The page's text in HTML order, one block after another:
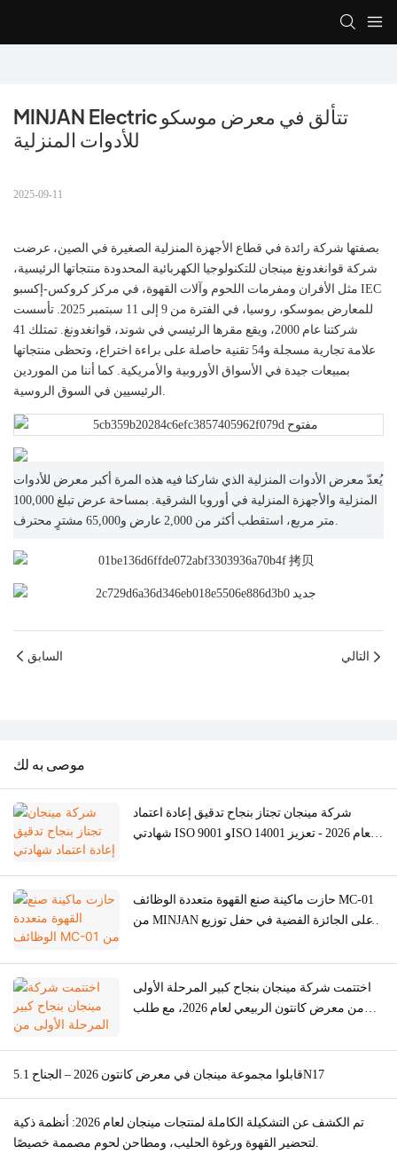
MINJAN Electric تتألق في معرض موسكو
للأدوات المنزلية
2025-09-11
بصفتها شركة رائدة في قطاع الأجهزة المنزلية الصغيرة في الصين، عرضت
شركة قوانغدونغ مينجان للتكنولوجيا الكهربائية المحدودة منتجاتها الرئيسية،
مثل الأفران ومفرمات اللحوم وآلات القهوة، في مركز كروكس-إكسبو IEC
للمعارض بموسكو، روسيا، في الفترة من 9 إلى 11 سبتمبر 2025. تأسست
شركتنا عام 2000، ويقع مقرها الرئيسي في شوند، قوانغدونغ. تمتلك 41
علامة تجارية مسجلة و54 تقنية حاصلة على براءة اختراع، وتحظى منتجاتها
بمبيعات جيدة في الأسواق الأوروبية والأمريكية. كما أننا من الموردين
الرئيسيين في السوق الروسية.
يُعدّ معرض الأدوات المنزلية الذي شاركنا فيه هذه المرة أكبر معرض للأدوات
المنزلية والأجهزة المنزلية في أوروبا الشرقية. بمساحة عرض تبلغ 100,000
السابق التالي
موصى به لك
شركة مينجان تجتاز بنجاح تدقيق إعادة اعتماد
شهادتي ISO 9001 وISO 14001 لعام 2026 - تعزيز
لآلات طحن اللحوم والأفران وآلات القهوة
حازت ماكينة صنع القهوة متعددة الوظائف MC-01
من MINJAN على الجائزة الفضية في حفل توزيع
اختتمت شركة مينجان بنجاح كبير المرحلة الأولى
من معرض كانتون الربيعي لعام 2026، مع طلب
قابلوا مجموعة مينجان في معرض كانتون 2026 – الجناح 5.1N17
تم الكشف عن التشكيلة الكاملة لمنتجات مينجان لعام 2026: أنظمة ذكية
لتحضير القهوة ورغوة الحليب، ومطاحن لحوم مصممة خصيصًا.